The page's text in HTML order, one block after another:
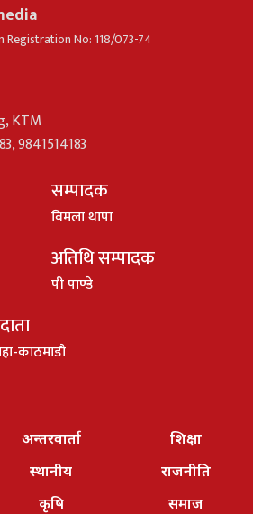
No: 118/073-74
KTM
9841514183
सम्पादक
विमला थापा
अतिथि सम्पादक
पी पाण्डे
काठमाडौ
अन्तरवार्ता
स्थानीय
कृषि
शिक्षा
राजनीति
समाज